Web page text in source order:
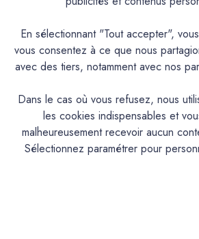
Caractéristiques
#
Consommation
0,1 kg/
Outils
Brosse,
En sélectionnant "Tout accepter",
vous consentez à ce que nous
avec des tiers, notamment avec nos
Dans le cas où vous refusez, nous
les cookies indispensables et
malheureusement recevoir aucun
Sélectionnez paramétrer pour